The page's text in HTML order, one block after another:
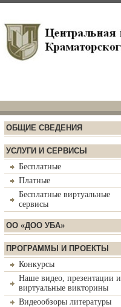
ОБЩИЕ СВЕДЕНИЯ
УСЛУГИ И СЕРВИСЫ
Бесплатные
Платные
Бесплатные виртуальные
сервисы
ОО «ДОО УБА»
ПРОГРАММЫ И ПРОЕКТЫ
Конкурсы
Наше видео, презентации и
виртуальные викторины
Видеообзоры литературы